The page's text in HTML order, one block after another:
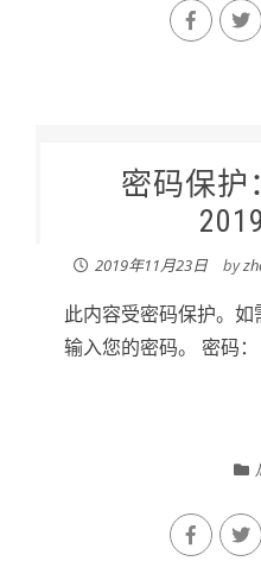
密码保护
2019年11月23日 by
此内容受密码保护。
输入您的密码。 密码：